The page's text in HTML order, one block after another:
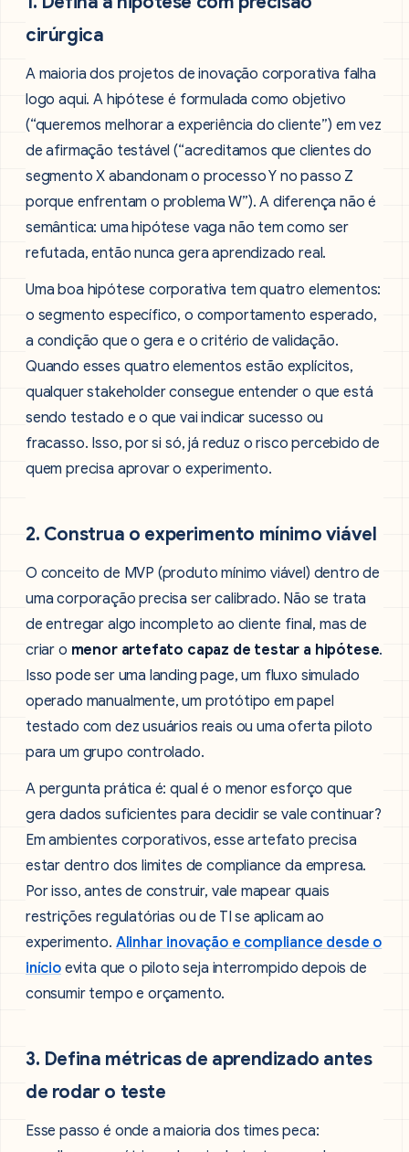
cirúrgica
A maioria dos projetos de inovação corporativa falha
logo aqui. A hipótese é formulada como objetivo
(“queremos melhorar a experiência do cliente”) em vez
de afirmação testável (“acreditamos que clientes do
segmento X abandonam o processo Y no passo Z
porque enfrentam o problema W”). A diferença não é
semântica: uma hipótese vaga não tem como ser
refutada, então nunca gera aprendizado real.
Uma boa hipótese corporativa tem quatro elementos:
o segmento específico, o comportamento esperado,
a condição que o gera e o critério de validação.
Quando esses quatro elementos estão explícitos,
qualquer stakeholder consegue entender o que está
sendo testado e o que vai indicar sucesso ou
fracasso. Isso, por si só, já reduz o risco percebido de
quem precisa aprovar o experimento.
2. Construa o experimento mínimo viável
O conceito de MVP (produto mínimo viável) dentro de
uma corporação precisa ser calibrado. Não se trata
de entregar algo incompleto ao cliente final, mas de
criar o menor artefato capaz de testar a hipótese.
Isso pode ser uma landing page, um fluxo simulado
operado manualmente, um protótipo em papel
testado com dez usuários reais ou uma oferta piloto
para um grupo controlado.
A pergunta prática é: qual é o menor esforço que
gera dados suficientes para decidir se vale continuar?
Em ambientes corporativos, esse artefato precisa
estar dentro dos limites de compliance da empresa.
Por isso, antes de construir, vale mapear quais
restrições regulatórias ou de TI se aplicam ao
experimento. Alinhar inovação e compliance desde o
inícioevita que o piloto seja interrompido depois de
consumir tempo e orçamento.
3. Defina métricas de aprendizado antes
de rodar o teste
Esse passo é onde a maioria dos times peca: